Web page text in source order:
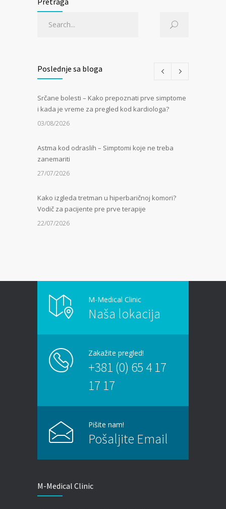
Poslednje sa bloga
Srčane bolesti – Kako prepoznati prve simptome
i kada je vreme za pregled kod kardiologa?
03/08/2026
Astma kod odraslih – Simptomi koje ne treba
zanemariti
27/07/2026
Kako izgleda tretman u hiperbaričnoj komori?
Vodič za pacijente pre prve terapije
22/07/2026
epidemija modernog doba
06/07/2026
Kako hiperbarična komora pomaže kod
zapaljenskih bolesti creva?
30/06/2026
Aritmije srca – Simptomi, dijagnostika i lečenje
Problemi sa pamćenjem: Kada zaboravnost
postaje razlog za brigu?
javiti hematologu
M-Medical Clinic
Naša lokacija
Zakažite pregled!
+381 (0) 65 4 17
17 17
Pišite nam!
Pošaljite Email
M-Medical Clinic